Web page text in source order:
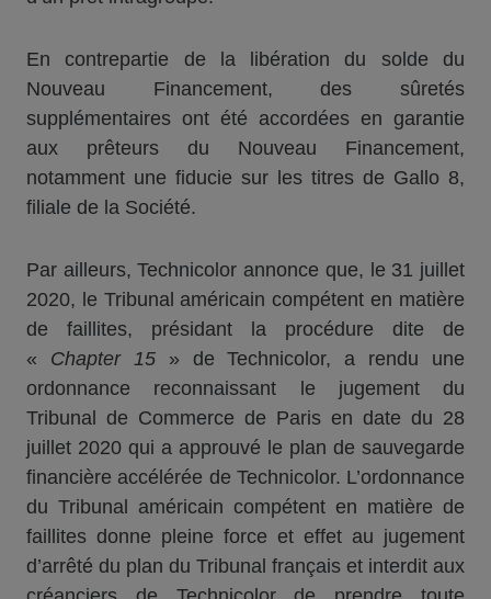
En contrepartie de la libération du solde du
Nouveau Financement, des sûretés
supplémentaires ont été accordées en garantie
aux prêteurs du Nouveau Financement,
notamment une fiducie sur les titres de Gallo 8,
filiale de la Société.
Par ailleurs, Technicolor annonce que, le 31 juillet
2020, le Tribunal américain compétent en matière
de faillites, présidant la procédure dite de
« Chapter 15» de Technicolor, a rendu une
ordonnance reconnaissant le jugement du
Tribunal de Commerce de Paris en date du 28
juillet 2020 qui a approuvé le plan de sauvegarde
financière accélérée de Technicolor. L’ordonnance
du Tribunal américain compétent en matière de
faillites donne pleine force et effet au jugement
d’arrêté du plan du Tribunal français et interdit aux